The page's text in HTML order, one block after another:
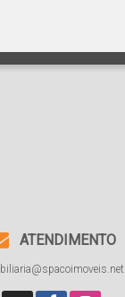
ATENDIMENTO